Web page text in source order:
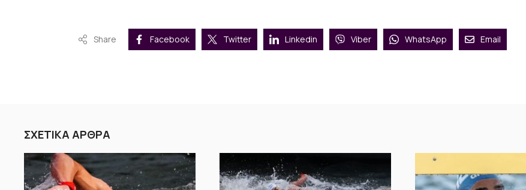
Share Facebook Twitter Linkedin Viber WhatsApp Email
ΣΧΕΤΙΚΑ ΑΡΘΡΑ